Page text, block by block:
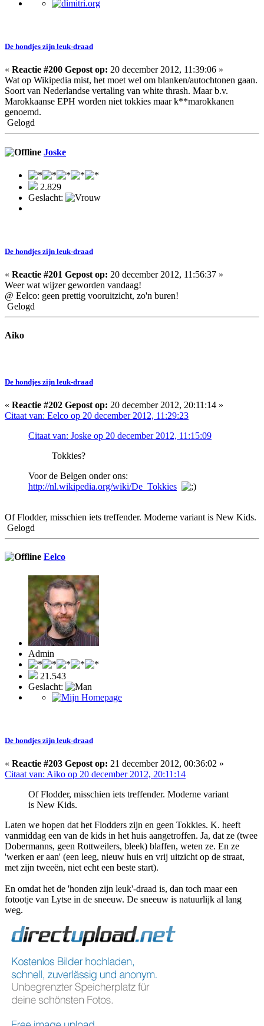
De hondjes zijn leuk-draad
« Reactie #200 Gepost op: 20 december 2012, 11:39:06 »
Wat op Wikipedia mist, het moet wel om blanken/autochtonen gaan.
Soort van Nederlandse vertaling van white thrash. Maar b.v.
Marokkaanse EPH worden niet tokkies maar k**marokkanen
genoemd.
Gelogd
Joske
2.829
Geslacht:
De hondjes zijn leuk-draad
« Reactie #201 Gepost op: 20 december 2012, 11:56:37 »
Weer wat wijzer geworden vandaag!
@ Eelco: geen prettig vooruitzicht, zo'n buren!
Gelogd
Aiko
De hondjes zijn leuk-draad
« Reactie #202 Gepost op: 20 december 2012, 20:11:14 »
Citaat van: Eelco op 20 december 2012, 11:29:23
Citaat van: Joske op 20 december 2012, 11:15:09
Tokkies?
Voor de Belgen onder ons:
http://nl.wikipedia.org/wiki/De_Tokkies
Of Flodder, misschien iets treffender. Moderne variant is New Kids.
Gelogd
Eelco
Admin
21.543
Geslacht:
De hondjes zijn leuk-draad
« Reactie #203 Gepost op: 21 december 2012, 00:36:02 »
Citaat van: Aiko op 20 december 2012, 20:11:14
Of Flodder, misschien iets treffender. Moderne variant
is New Kids.
Laten we hopen dat het Flodders zijn en geen Tokkies. K. heeft
vanmiddag een van de kids in het huis aangetroffen. Ja, dat ze (twee
Dobermanns, geen Rottweilers, bleek) blaffen, weten ze. En ze
'werken er aan' (een leeg, nieuw huis en vrij uitzicht op de straat,
met zijn tweeën, niet echt een beste start).
En omdat het de 'honden zijn leuk'-draad is, dan toch maar een
fotootje van Lytse in de sneeuw. De sneeuw is natuurlijk al lang
weg.